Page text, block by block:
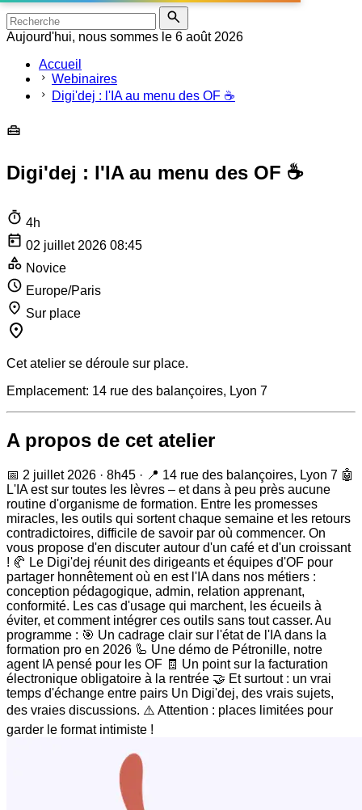
Aujourd'hui, nous sommes le 6 août 2026
Accueil
Webinaires
Digi'dej : l'IA au menu des OF ☕️
Digi'dej : l'IA au menu des OF ☕️
4h
02 juillet 2026 08:45
Novice
Europe/Paris
Sur place
Cet atelier se déroule sur place.
Emplacement: 14 rue des balançoires, Lyon 7
A propos de cet atelier
📅 2 juillet 2026 · 8h45 · 📍 14 rue des balançoires, Lyon 7 🤖
L'IA est sur toutes les lèvres – et dans à peu près aucune
routine d'organisme de formation. Entre les promesses
miracles, les outils qui sortent chaque semaine et les retours
contradictoires, difficile de savoir par où commencer. On
vous propose d'en discuter autour d'un café et d'un croissant
! 🥐 Le Digi'dej réunit des dirigeants et équipes d'OF pour
partager honnêtement où en est l'IA dans nos métiers :
conception pédagogique, admin, relation apprenant,
conformité. Les cas d'usage qui marchent, les écueils à
éviter, et comment intégrer ces outils sans tout casser. Au
programme : 🎯 Un cadrage clair sur l'état de l'IA dans la
formation pro en 2026 🦾 Une démo de Pétronille, notre
agent IA pensé pour les OF 🧾 Un point sur la facturation
électronique obligatoire à la rentrée 🤝 Et surtout : un vrai
temps d'échange entre pairs Un Digi'dej, des vrais sujets,
des vraies discussions. ⚠️ Attention : places limitées pour
garder le format intimiste !